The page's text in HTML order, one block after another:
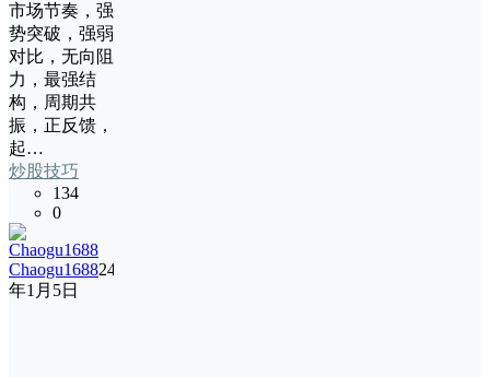
市场节奏，强
势突破，强弱
对比，无向阻
力，最强结
构，周期共
振，正反馈，
起…
炒股技巧
134
0
Chaogu168824
年1月5日